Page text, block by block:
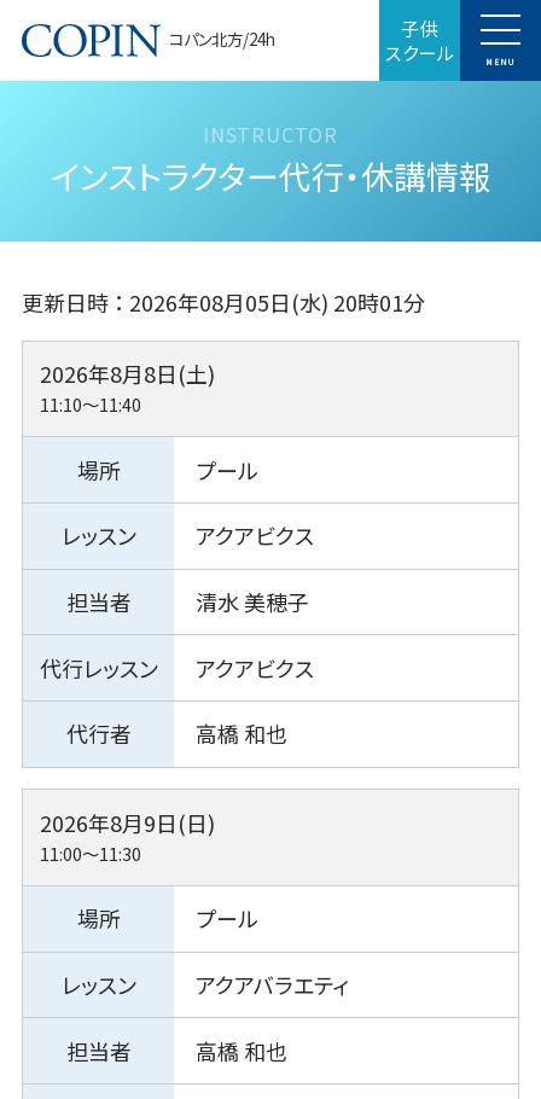
コパン北方/24h 子供
スクール MENU
インストラクター代行・休講情報
更新日時 ： 2026年08月05日(水) 20時01分
2026年8月8日(土)
11:10～11:40
プール
アクアビクス
清水 美穂子
アクアビクス
高橋 和也
2026年8月9日(日)
11:00～11:30
プール
アクアバラエティ
高橋 和也